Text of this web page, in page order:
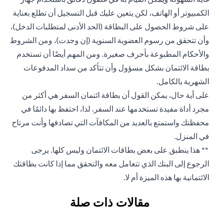
الكمبيوتر أو الهاتف، لكن يتعين عليك قبل التسجيل أن تطلع بعناية
على شروط الحصول على البطاقة (الحد الأدنى لمتطلبات الدخل)،
وأن تتحقق من رسوم العضوية السنوية (إن وجدت)، ومن الشروط
والأحكام المطبوعة بأحرف صغيرة. ومن المهم أيضًا أن تستخدم
بطاقة الائتمان بشكل مسؤول وأن تتأكد من سداد المدفوعات
الشهرية بالكامل.
على أية حال، يمكن القول أن بطاقة ائتمان السفر هي أكثر من
مجرد أداة مفيدة تستخدمها عند السفر. لذا، احتفظ بها دائمًا في
محفظتك واستمتع بالعديد من المكافآت التي تصادفها وأنت مرتاح
في المنزل.
** هذا ينطبق على بعض بطاقات الائتمان وليس كلها. يرجى
الرجوع إلى البنك الذي تتعامل معه والتحقق مما إذا كانت بطاقتك
الائتمانية بها هذه الميزة أم لا.
مقالات ذات صلة